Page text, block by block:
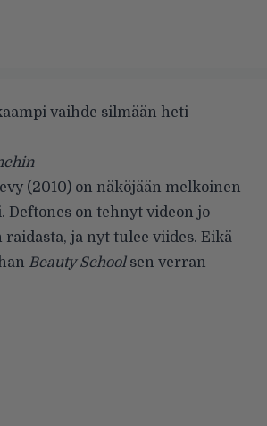
vaihde silmään heti
(2010) on näköjään melkoinen
Deftones on tehnyt videon jo
ja nyt tulee viides. Eikä
Beauty Schoolsen verran